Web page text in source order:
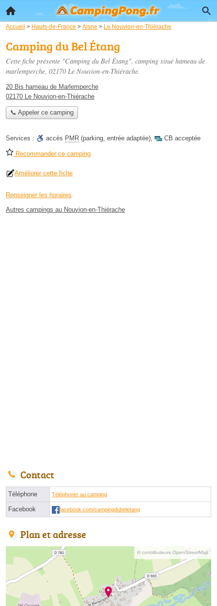
Accueil > Hauts-de-France > Aisne > Le Nouvion-en-Thiérache
Camping du Bel Étang
Cette fiche présente "Camping du Bel Étang", camping situé hameau de
marlemperche, 02170 Le Nouvion-en-Thiérache.
20 Bis hameau de Marlemperche
02170 Le Nouvion-en-Thiérache
📞 Appeler ce camping
Services : accès PMR (parking, entrée adaptée), CB acceptée
Recommander ce camping
Améliorer cette fiche
Renseigner les horaires
Autres campings au Nouvion-en-Thiérache
Contact
Téléphone Téléphoner au camping
Facebook facebook.com/campingdubeletang
Plan et adresse
© contributeurs OpenStreetMap